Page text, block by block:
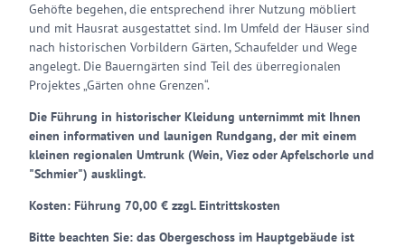
Gehöfte begehen, die entsprechend ihrer Nutzung möbliert
und mit Hausrat ausgestattet sind. Im Umfeld der Häuser sind
nach historischen Vorbildern Gärten, Schaufelder und Wege
angelegt. Die Bauerngärten sind Teil des überregionalen
Projektes „Gärten ohne Grenzen“.
Die Führung in historischer Kleidung unternimmt mit Ihnen
einen informativen und launigen Rundgang, der mit einem
kleinen regionalen Umtrunk (Wein, Viez oder Apfelschorle und
"Schmier") ausklingt.
Kosten: Führung 70,00 € zzgl. Eintrittskosten
Bitte beachten Sie: das Obergeschoss im Hauptgebäude ist